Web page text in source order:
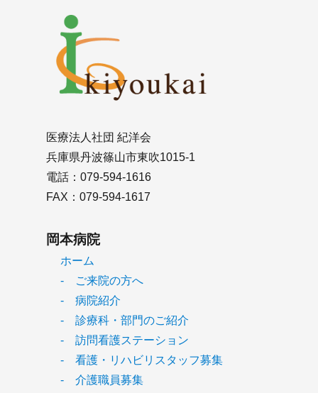
医療法人社団 紀洋会
兵庫県丹波篠山市東吹1015-1
電話：079-594-1616
FAX：079-594-1617
岡本病院
ホーム
- ご来院の方へ
- 病院紹介
- 診療科・部門のご紹介
- 訪問看護ステーション
- 看護・リハビリスタッフ募集
- 介護職員募集